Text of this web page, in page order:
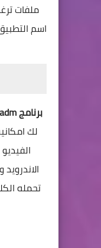
ملفات
اسم
برنامج adm للكمبيوتر
لك
تحمله